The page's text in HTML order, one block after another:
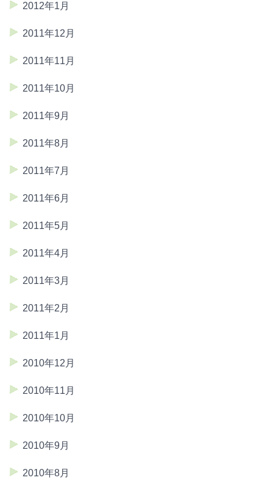
2012年1月
2011年12月
2011年11月
2011年10月
2011年9月
2011年8月
2011年7月
2011年6月
2011年5月
2011年4月
2011年3月
2011年2月
2011年1月
2010年12月
2010年11月
2010年10月
2010年9月
2010年8月